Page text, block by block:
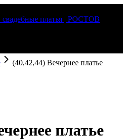
(40,42,44) Вечернее платье
платье